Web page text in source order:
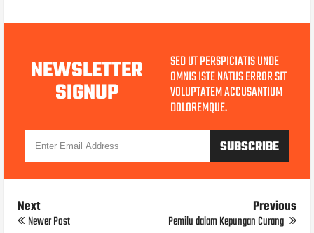
NEWSLETTER
SIGNUP
SED UT PERSPICIATIS UNDE
OMNIS ISTE NATUS ERROR SIT
VOLUPTATEM ACCUSANTIUM
DOLOREMQUE.
Next
Newer Post
Previous
Pemilu dalam Kepungan Curang